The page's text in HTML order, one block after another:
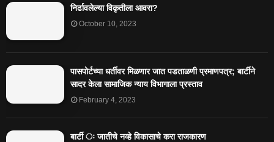
निर्ढावलेल्या विकृतीला आवरा?
October 10, 2023
पासपोर्टच्या धर्तीवर मिळणार जात पडताळणी प्रमाणपत्र; बार्टीने
सादर केला सामाजिक न्याय विभागाला प्रस्ताव
February 4, 2023
बार्टी ः जातीचे नव्हे विकासाचे करा राजकारण